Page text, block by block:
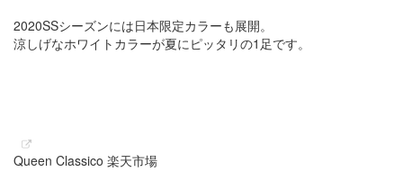
2020SSシーズンには日本限定カラーも展開。
涼しげなホワイトカラーが夏にピッタリの1足です。
Queen Classico 楽天市場